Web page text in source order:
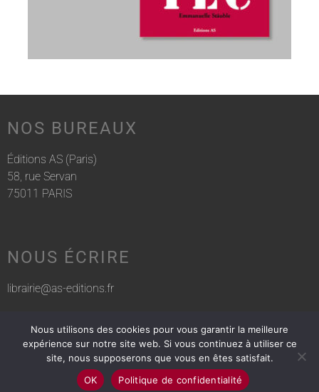
NOS BUREAUX
Éditions AS (Paris)
58, rue Servan
75011 PARIS
NOUS ÉCRIRE
librairie@as-editions.fr
NOUS APPELER
01 83 75 76 30
Nous utilisons des cookies pour vous garantir la meilleure
expérience sur notre site web. Si vous continuez à utiliser ce
site, nous supposerons que vous en êtes satisfait.
OK
Politique de confidentialité